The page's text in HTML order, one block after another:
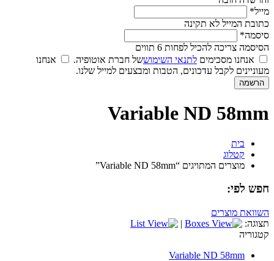
מייל*
כתובת המייל לא תקינה
סיסמה*
הסיסמה צריכה להכיל לפחות 6 תווים
אנחנו מסכימים לתנאי השימוששל חברת אוטופיה.
אנחנו
מעוניינים לקבל עדכונים, הטבות ומבצעים למייל שלנו.
Variable ND 58mm
בית
קטלוג
מוצרים המתויגים “Variable ND 58mm”
חפש לפי:
השוואת מוצרים
תצוגה:
|
קטגוריה
Variable ND 58mm